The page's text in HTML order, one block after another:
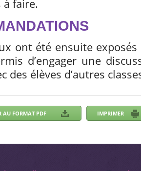
à faire.
ont été ensuite
d’engager une
des élèves d’autres